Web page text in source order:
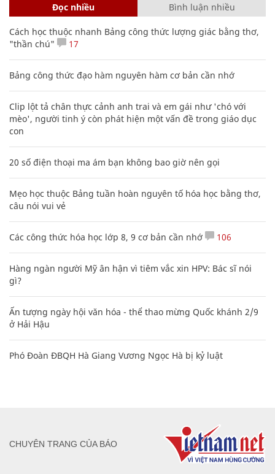
Đọc nhiều Bình luận nhiều
Cách học thuộc nhanh Bảng công thức lượng giác bằng thơ,
"thần chú"
17
Bảng công thức đạo hàm nguyên hàm cơ bản cần nhớ
Clip lột tả chân thực cảnh anh trai và em gái như 'chó với
mèo', người tinh ý còn phát hiện một vấn đề trong giáo dục
con
20 số điện thoại ma ám bạn không bao giờ nên gọi
Mẹo học thuộc Bảng tuần hoàn nguyên tố hóa học bằng thơ,
câu nói vui vẻ
Các công thức hóa học lớp 8, 9 cơ bản cần nhớ 106
Hàng ngàn người Mỹ ân hận vì tiêm vắc xin HPV: Bác sĩ nói
gì?
Ấn tượng ngày hội văn hóa - thể thao mừng Quốc khánh 2/9
ở Hải Hậu
Phó Đoàn ĐBQH Hà Giang Vương Ngọc Hà bị kỷ luật
CHUYÊN TRANG CỦA BÁO